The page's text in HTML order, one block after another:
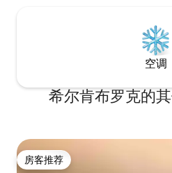
空调
希尔肯布罗克的
房客推荐
房客推荐